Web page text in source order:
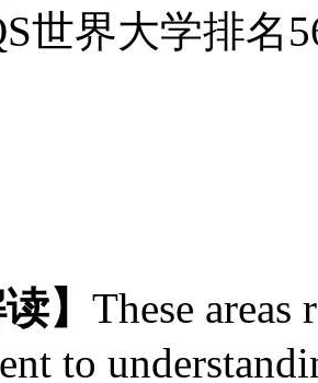
世界大学排名
】 These areas
to